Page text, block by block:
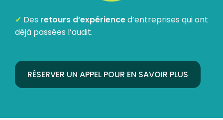
✓ Des retours d’expérienced’entreprises qui ont
déjà passées l’audit.
RÉSERVER UN APPEL POUR EN SAVOIR PLUS